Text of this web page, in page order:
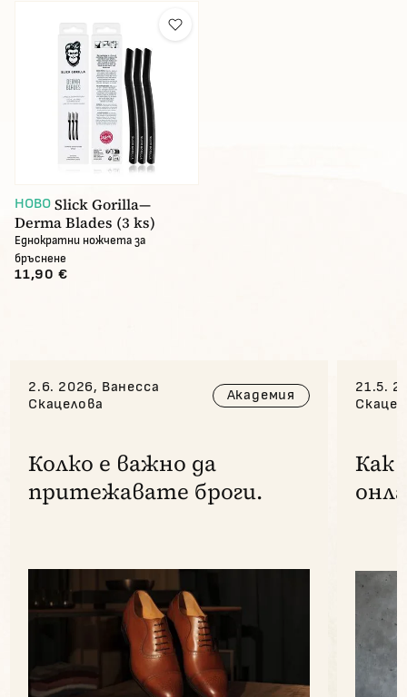
НОВО Slick Gorilla—
Derma Blades (3 ks)
Еднократни ножчета за
бръснене
11,90 €
2.6. 2026, Ванесса
Скацелова
Академия
Колко е важно да
притежавате броги.
21.5.
Как